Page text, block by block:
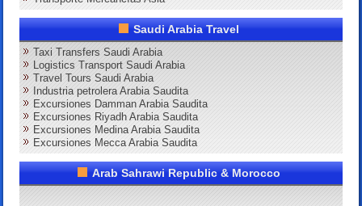
Saudi Arabia Travel
Taxi Transfers Saudi Arabia
Logistics Transport Saudi Arabia
Travel Tours Saudi Arabia
Industria petrolera Arabia Saudita
Excursiones Damman Arabia Saudita
Excursiones Riyadh Arabia Saudita
Excursiones Medina Arabia Saudita
Excursiones Mecca Arabia Saudita
Arab Sahrawi Republic & Morocco